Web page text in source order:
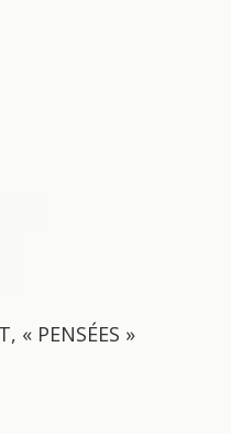
« PENSÉES »